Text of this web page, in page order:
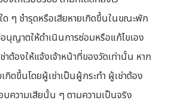
ๆ ชำรุดหรือเสียหายเกิดขึ้นในขณะพัก
นุญาตให้ดำเนินการซ่อมหรือแก้ไขเอง
าต้องให้แจ้งเจ้าหน้าที่ของวัดเท่านั้น หาก
กิดขึ้นโดยผู้เช่าเป็นผู้กระทำ ผู้เช่าต้อง
ความเสียนั้น ๆ ตามความเป็นจริง